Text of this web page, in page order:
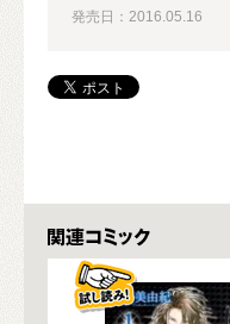
発売日：2016.05.16
関連コミックス